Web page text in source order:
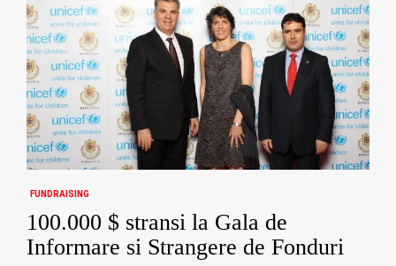
FUNDRAISING
100.000 $ stransi la Gala de
Informare si Strangere de Fonduri